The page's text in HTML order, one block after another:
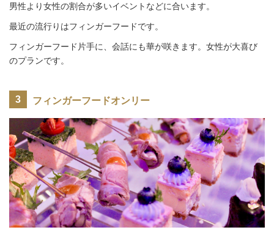
男性より女性の割合が多いイベントなどに合います。
最近の流行りはフィンガーフードです。
フィンガーフード片手に、会話にも華が咲きます。女性が大喜び
のプランです。
フィンガーフードオンリー